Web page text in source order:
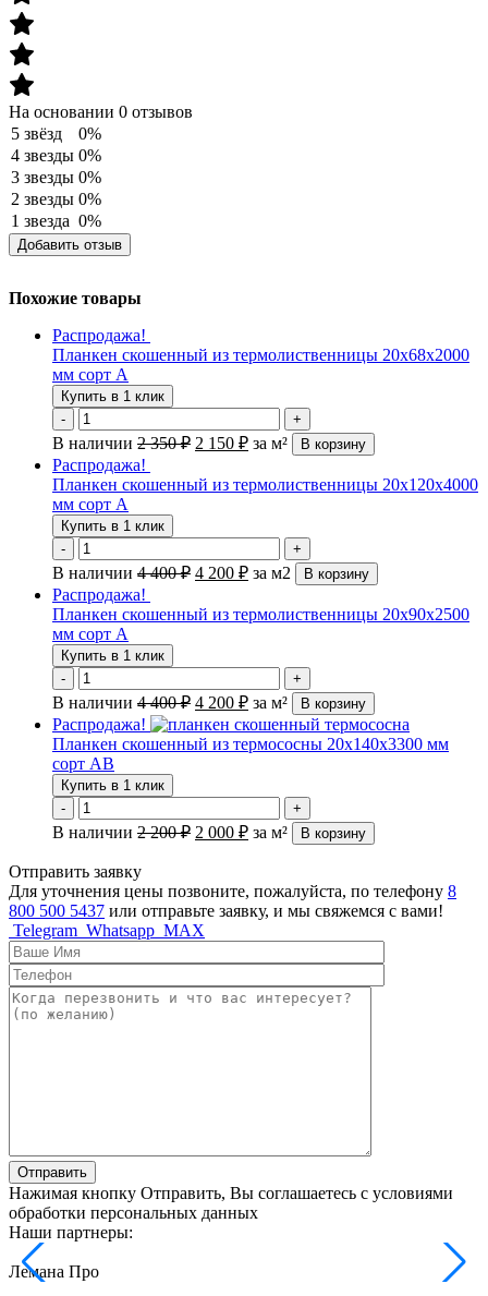
На основании 0 отзывов
5 звёзд
0%
4 звезды 0%
3 звезды 0%
2 звезды 0%
1 звезда 0%
Добавить отзыв
Похожие товары
Распродажа!
Планкен скошенный из термолиственницы 20х68х2000
мм сорт А
Купить в 1 клик
-
+
В наличии 2 350₽ 2 150 ₽ за м² В корзину
Распродажа!
Планкен скошенный из термолиственницы 20х120х4000
мм сорт А
Купить в 1 клик
-
+
В наличии 4 400₽ 4 200 ₽ за м2 В корзину
Распродажа!
Планкен скошенный из термолиственницы 20х90х2500
мм сорт А
Купить в 1 клик
-
+
В наличии 4 400₽ 4 200 ₽ за м² В корзину
Распродажа!
Планкен скошенный из термососны 20х140х3300 мм
сорт АВ
Купить в 1 клик
-
+
В наличии 2 200₽ 2 000 ₽ за м² В корзину
Отправить заявку
Для уточнения цены позвоните, пожалуйста, по телефону 8
800 500 5437 или отправьте заявку, и мы свяжемся с вами!
Telegram Whatsapp MAX
Отправить
Нажимая кнопку Отправить, Вы соглашаетесь с условиями
обработки персональных данных
Наши партнеры:
Лемана Про